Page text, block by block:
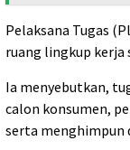
Pelaksana Tugas
ruang lingkup kerja
Ia menyebutkan,
calon konsumen,
serta menghimpun